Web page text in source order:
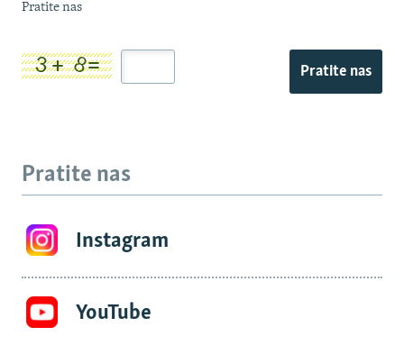
Pratite nas
Pratite nas
Pratite nas
Instagram
YouTube